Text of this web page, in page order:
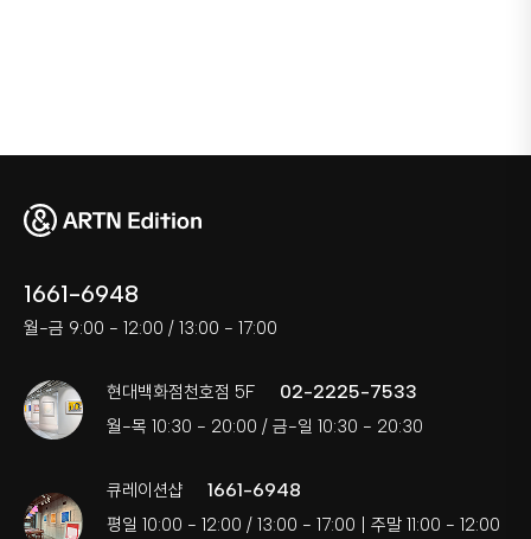
1661-6948
월-금 9:00 - 12:00 / 13:00 - 17:00
현대백화점천호점 5F 02-2225-7533
월-목 10:30 - 20:00 / 금-일 10:30 - 20:30
큐레이션샵 1661-6948
평일 10:00 - 12:00 / 13:00 - 17:00 | 주말 11:00 - 12:00